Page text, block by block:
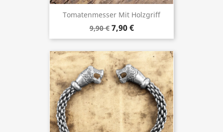
Tomatenmesser Mit Holzgriff
9,90 € 7,90 €